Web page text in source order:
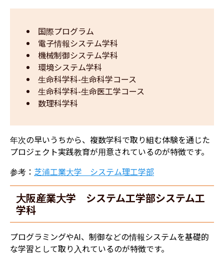
国際プログラム
電子情報システム学科
機械制御システム学科
環境システム学科
生命科学科-生命科学コース
生命科学科-生命医工学コース
数理科学科
年次の早いうちから、複数学科で取り組む体験を通じた
プロジェクト実践教育が用意されているのが特徴です。
参考： 芝浦工業大学 システム理工学部
大阪産業大学 システム工学部システム工
学科
プログラミングやAI、制御などの情報システムを基礎的
な学習として取り入れているのが特徴です。